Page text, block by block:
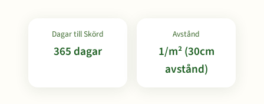
Dagar till Skörd
365 dagar
Avstånd
1/m² (30cm
avstånd)